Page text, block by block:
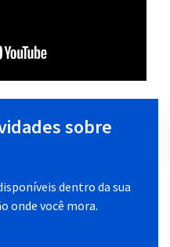
sobre
dentro da sua
onde você mora.